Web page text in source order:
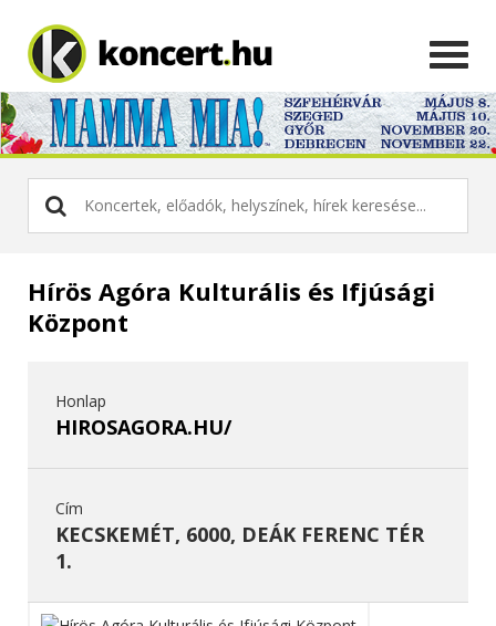
Hírös Agóra Kulturális és Ifjúsági
Központ
Honlap
HIROSAGORA.HU/
Cím
KECSKEMÉT, 6000, DEÁK FERENC TÉR
1.